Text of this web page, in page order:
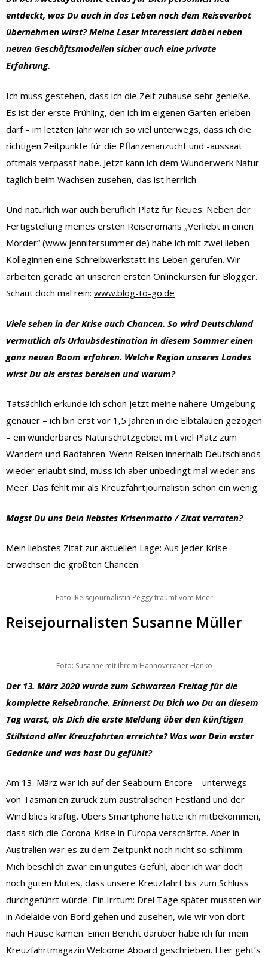
entdeckt, was Du auch in das Leben nach dem Reiseverbot
übernehmen wirst? Meine Leser interessiert dabei neben
neuen Geschäftsmodellen sicher auch eine private
Erfahrung.
Ich muss gestehen, dass ich die Zeit zuhause sehr genieße.
Es ist der erste Frühling, den ich im eigenen Garten erleben
darf – im letzten Jahr war ich so viel unterwegs, dass ich die
richtigen Zeitpunkte für die Pflanzenanzucht und -aussaat
oftmals verpasst habe. Jetzt kann ich dem Wunderwerk Natur
täglich beim Wachsen zusehen, das ist herrlich.
Und natürlich war auch beruflich Platz für Neues: Neben der
Fertigstellung meines ersten Reiseromans „Verliebt in einen
Mörder“ (www.jennifersummer.de) habe ich mit zwei lieben
Kolleginnen eine Schreibwerkstatt ins Leben gerufen. Wir
arbeiten gerade an unseren ersten Onlinekursen für Blogger.
Schaut doch mal rein: www.blog-to-go.de
Viele sehen in der Krise auch Chancen. So wird Deutschland
vermutlich als Urlaubsdestination in diesem Sommer einen
ganz neuen Boom erfahren. Welche Region unseres Landes
wirst Du als erstes bereisen und warum?
Tatsächlich erkunde ich schon jetzt meine nähere Umgebung
genauer – ich bin erst vor 1,5 Jahren in die Elbtalauen gezogen
– ein wunderbares Naturschutzgebiet mit viel Platz zum
Wandern und Radfahren. Wenn Reisen innerhalb Deutschlands
wieder erlaubt sind, muss ich aber unbedingt mal wieder ans
Meer. Das fehlt mir als Kreuzfahrtjournalistin schon ein wenig.
Magst Du uns Dein liebstes Krisenmotto / Zitat verraten?
Mein liebstes Zitat zur aktuellen Lage: Aus jeder Krise
erwachsen die größten Chancen.
Foto: Reisejournalistin Peggy träumt vom Meer
Reisejournalisten Susanne Müller
Foto: Susanne mit ihrem Hannoveraner Hanko
Der 13. März 2020 wurde zum Schwarzen Freitag für die
komplette Reisebranche. Erinnerst Du Dich wo Du an diesem
Tag warst, als Dich die erste Meldung über den künftigen
Stillstand aller Kreuzfahrten erreichte? Was war Dein erster
Gedanke und was hast Du gefühlt?
Am 13. März war ich auf der Seabourn Encore – unterwegs
von Tasmanien zurück zum australischen Festland und der
Wind blies kräftig. Übers Smartphone hatte ich mitbekommen,
dass sich die Corona-Krise in Europa verschärfte. Aber in
Australien war es zu dem Zeitpunkt noch nicht so schlimm.
Mich beschlich zwar ein ungutes Gefühl, aber ich war doch
noch guten Mutes, dass unsere Kreuzfahrt bis zum Schluss
durchgeführt würde. Ein Irrtum: Drei Tage später mussten wir
in Adelaide von Bord gehen und zusehen, wie wir von dort
nach Hause kamen. Einen Bericht darüber habe ich für mein
Kreuzfahrtmagazin Welcome Aboard geschrieben. Hier geht’s